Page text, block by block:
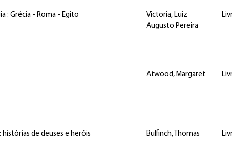
: Grécia - Roma - Egito
Victoria, Luiz
Augusto Pereira
Atwood, Margaret
de deuses e heróis Bulfinch, Thomas